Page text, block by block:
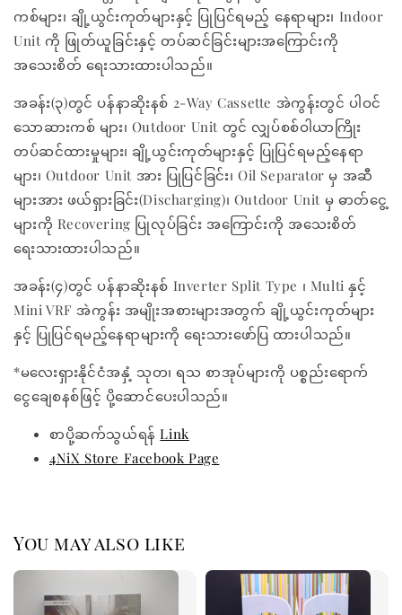
ကစ်များ၊ ချို့ယွင်းကုတ်များနှင့် ပြုပြင်ရမည့် နေရာများ၊ Indoor
Unit ကို ဖြုတ်ယူခြင်းနှင့် တပ်ဆင်ခြင်းများအကြောင်းကို
အသေးစိတ် ရေးသားထားပါသည်။
အခန်း(၃)တွင် ပန်နာဆိုးနစ် 2-Way Cassette အဲကွန်းတွင် ပါဝင်
သောဆားကစ် များ၊ Outdoor Unit တွင် လျှပ်စစ်ဝါယာကြိုး
တပ်ဆင်ထားမှုများ၊ ချို့ယွင်းကုတ်များနှင့် ပြုပြင်ရမည့်နေရာ
များ၊ Outdoor Unit အား ပြုပြင်ခြင်း၊ Oil Separator မှ အဆီ
များအား ဖယ်ရှားခြင်း(Discharging)၊ Outdoor Unit မှ ဓာတ်ငွေ့
များကို Recovering ပြုလုပ်ခြင်း အကြောင်းကို အသေးစိတ်
ရေးသားထားပါသည်။
အခန်း(၄)တွင် ပန်နာဆိုးနစ် Inverter Split Type ၊ Multi နှင့်
Mini VRF အဲကွန်း အမျိုးအစားများအတွက် ချို့ယွင်းကုတ်များ
နှင့် ပြုပြင်ရမည့်နေရာများကို ရေးသားဖော်ပြ ထားပါသည်။
*မလေးရှားနိုင်ငံအနှံ့ သုတ၊ ရသ စာအုပ်များကို ပစ္စည်းရောက်
ငွေချေစနစ်ဖြင့် ပို့ဆောင်ပေးပါသည်။
စာပို့ဆက်သွယ်ရန်Link
4NiX Store Facebook Page
You may also like